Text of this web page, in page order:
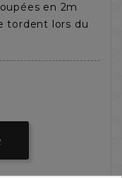
en 2m
tordent lors du